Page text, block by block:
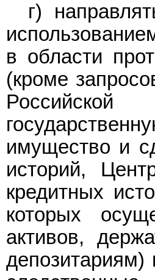
г)
в области
(кроме
имущество и
историй,
кредитных
которых
активов,
депозитариям)